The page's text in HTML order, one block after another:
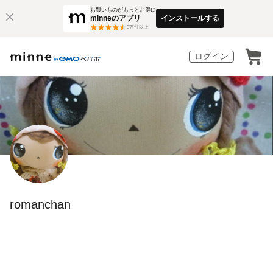
お買いものがもっとお得に
minneのアプリ
3万件以上
インストールする
ログイン
romanchan